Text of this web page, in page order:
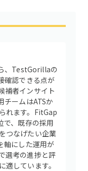
、TestGorillaの
確認できる点が
補者インサイト
チームはATSか
れます。FitGap
で、既存の採用
つなげたい企業
軸にした運用が
選考の進捗と評
しています。